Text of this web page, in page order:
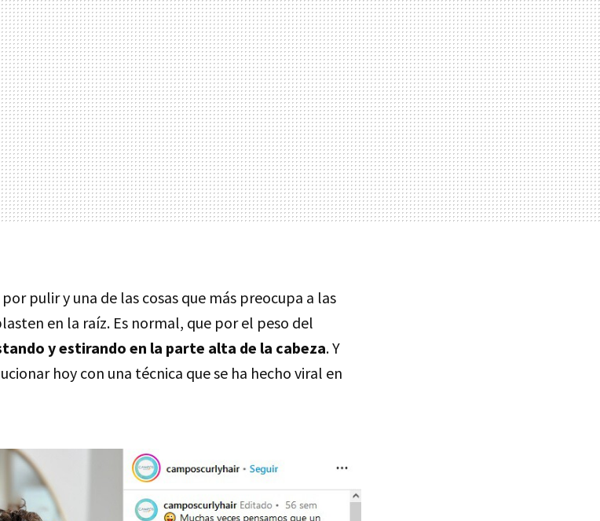
pulir y una de las cosas que más preocupa a las
en la raíz. Es normal, que por el peso del
y estirando en la parte alta de la cabeza. Y
hoy con una técnica que se ha hecho viral en